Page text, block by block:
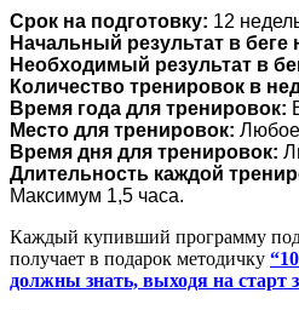
Срок на подготовку: 12
Начальный результат в беге
Необходимый результат в
Количество тренировок в
Время года для тренировок:
Место для тренировок: Любое
Время дня для тренировок:
Длительность каждой
Максимум 1,5 часа.
Каждый купивший программу
получает в подарок методичку
должны знать, выходя на старт